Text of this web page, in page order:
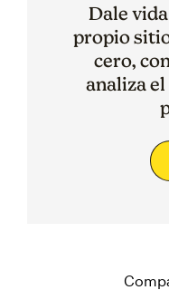
Dale
propio
cero,
analiza